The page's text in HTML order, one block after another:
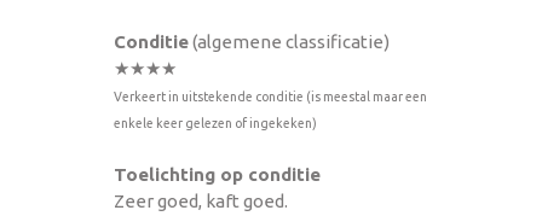
Conditie(algemene classificatie)
★★★★
Verkeert in uitstekende conditie (is meestal maar een
enkele keer gelezen of ingekeken)
Toelichting op conditie
Zeer goed, kaft goed.